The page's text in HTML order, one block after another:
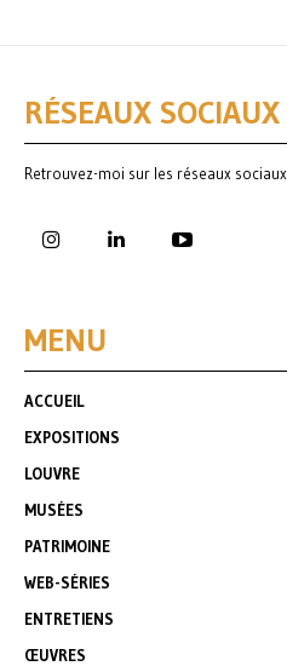
RÉSEAUX SOCIAUX
Retrouvez-moi sur les réseaux sociaux.
MENU
ACCUEIL
EXPOSITIONS
LOUVRE
MUSÉES
PATRIMOINE
WEB-SÉRIES
ENTRETIENS
ŒUVRES